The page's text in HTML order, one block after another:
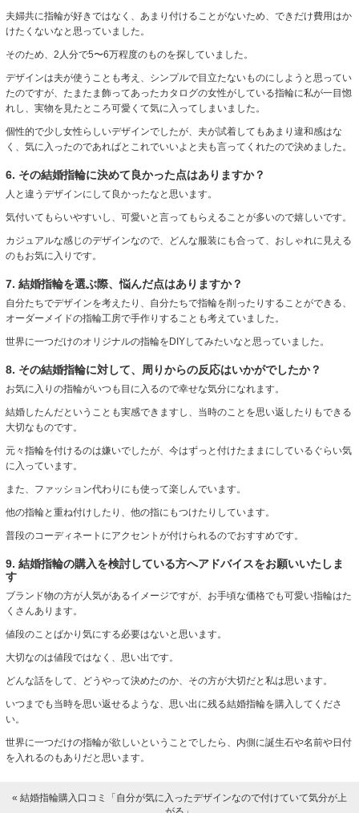
夫婦共に指輪が好きではなく、あまり付けることがないため、できだけ費用はか
けたくないなと思っていました。
そのため、2人分で5〜6万程度のものを探していました。
デザインは夫が使うことも考え、シンプルで目立たないものにしようと思ってい
たのですが、たまたま飾ってあったカタログの女性がしている指輪に私が一目惚
れし、実物を見たところ可愛くて気に入ってしまいました。
個性的で少し女性らしいデザインでしたが、夫が試着してもあまり違和感はな
く、気に入ったのであればとこれでいいよと夫も言ってくれたので決めました。
6. その結婚指輪に決めて良かった点はありますか？
人と違うデザインにして良かったなと思います。
気付いてもらいやすいし、可愛いと言ってもらえることが多いので嬉しいです。
カジュアルな感じのデザインなので、どんな服装にも合って、おしゃれに見える
のもお気に入りです。
7. 結婚指輪を選ぶ際、悩んだ点はありますか？
自分たちでデザインを考えたり、自分たちで指輪を削ったりすることができる、
オーダーメイドの指輪工房で手作りすることも考えていました。
世界に一つだけのオリジナルの指輪をDIYしてみたいなと思っていました。
8. その結婚指輪に対して、周りからの反応はいかがでしたか？
お気に入りの指輪がいつも目に入るので幸せな気分になれます。
結婚したんだということも実感できますし、当時のことを思い返したりもできる
大切なものです。
元々指輪を付けるのは嫌いでしたが、今はずっと付けたままにしているぐらい気
に入っています。
また、ファッション代わりにも使って楽しんでいます。
他の指輪と重ね付けしたり、他の指にもつけたりしています。
普段のコーディネートにアクセントが付けられるのでおすすめです。
9. 結婚指輪の購入を検討している方へアドバイスをお願いいたしま
す
ブランド物の方が人気があるイメージですが、お手頃な価格でも可愛い指輪はた
くさんあります。
値段のことばかり気にする必要はないと思います。
大切なのは値段ではなく、思い出です。
どんな話をして、どうやって決めたのか、その方が大切だと私は思います。
いつまでも当時を思い返せるような、思い出に残る結婚指輪を購入してくださ
い。
世界に一つだけの指輪が欲しいということでしたら、内側に誕生石や名前や日付
を入れるのもありだと思います。
« 結婚指輪購入口コミ「自分が気に入ったデザインなので付けていて気分が上